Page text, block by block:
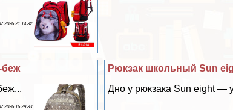
2026 21:14:32
Рюкзак школьный Sun
Дно у рюкзака Sun eight —
беж
2026 16:29:33